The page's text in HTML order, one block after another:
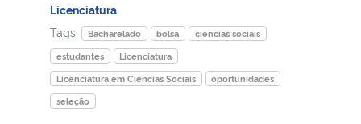
Licenciatura
Tags:
Bacharelado bolsa
ciências sociais
estudantes
Licenciatura
Licenciatura em Ciências Sociais
oportunidades
seleção